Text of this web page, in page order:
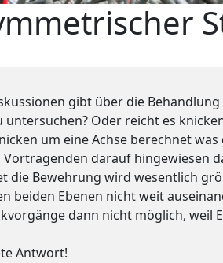
gibt über die
untersuchen? Oder reicht es
um eine Achse berechnet
darauf hingewiesen
die Bewehrung wird wesentlich
beiden Ebenen nicht weit
dann nicht möglich,
Antwort!